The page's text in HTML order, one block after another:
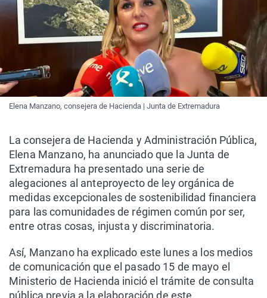
Elena Manzano, consejera de Hacienda | Junta de Extremadura
La consejera de Hacienda y Administración Pública,
Elena Manzano, ha anunciado que la Junta de
Extremadura ha presentado una serie de
alegaciones al anteproyecto de ley orgánica de
medidas excepcionales de sostenibilidad financiera
para las comunidades de régimen común por ser,
entre otras cosas, injusta y discriminatoria.
Así, Manzano ha explicado este lunes a los medios
de comunicación que el pasado 15 de mayo el
Ministerio de Hacienda inició el trámite de consulta
pública previa a la elaboración de este